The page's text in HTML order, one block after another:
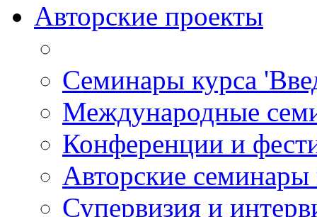
Авторские проекты
Семинары курса
Международные
Конференции и
Авторские
Супервизия и